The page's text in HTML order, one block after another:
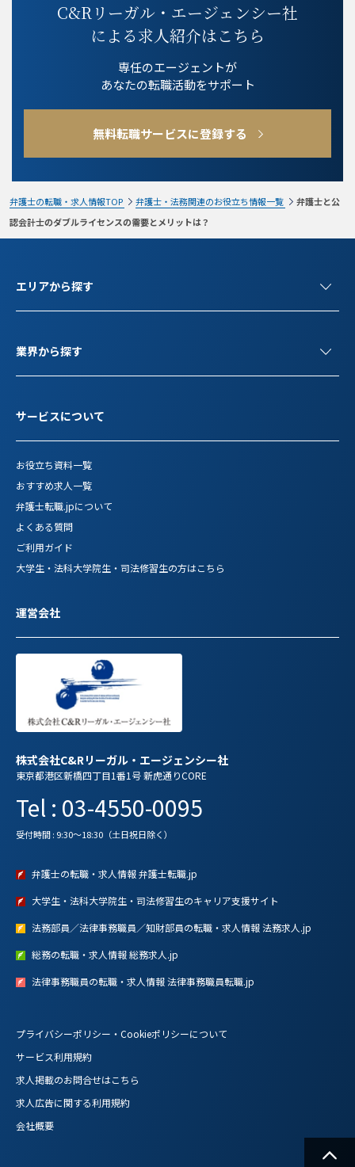
C&Rリーガル・エージェンシー社
による求人紹介はこちら
専任のエージェントが
あなたの転職活動をサポート
無料転職サービスに登録する
弁護士の転職・求人情報TOP 弁護士・法務関連のお役立ち情報一覧
弁護士と公
認会計士のダブルライセンスの需要とメリットは？
エリアから探す
業界から探す
サービスについて
お役立ち資料一覧
おすすめ求人一覧
弁護士転職.jpについて
よくある質問
ご利用ガイド
大学生・法科大学院生・司法修習生の方はこちら
運営会社
株式会社C&Rリーガル・エージェンシー社
東京都港区新橋四丁目1番1号 新虎通りCORE
Tel : 03-4550-0095
受付時間 : 9:30～18:30（土日祝日除く）
弁護士の転職・求人情報 弁護士転職.jp
大学生・法科大学院生・司法修習生のキャリア支援サイト
法務部員／法律事務職員／知財部員の転職・求人情報 法務求人.jp
総務の転職・求人情報 総務求人.jp
法律事務職員の転職・求人情報 法律事務職員転職.jp
プライバシーポリシー・Cookieポリシーについて
サービス利用規約
求人掲載のお問合せはこちら
求人広告に関する利用規約
会社概要